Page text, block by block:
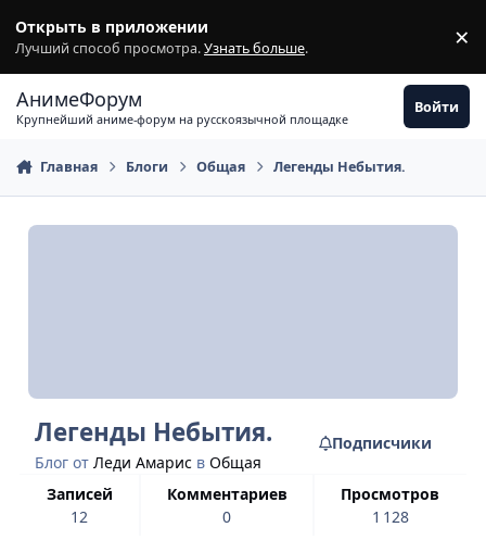
Открыть в приложении
Лучший способ просмотра.Узнать больше. ×
АнимеФорум
Крупнейший аниме-форум на русскоязычной площадке
Войти
Главная Блоги Общая Легенды Небытия.
Легенды Небытия.
Блог отЛеди Амарис вОбщая
записей
12
комментариев
0
просмотров
1 128
Подписчики